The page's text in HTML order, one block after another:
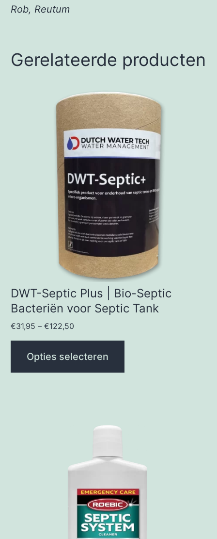
Rob, Reutum
Gerelateerde producten
DWT-Septic Plus | Bio-Septic
Bacteriën voor Septic Tank
€31,95 –€122,50
Opties selecteren
productpagina